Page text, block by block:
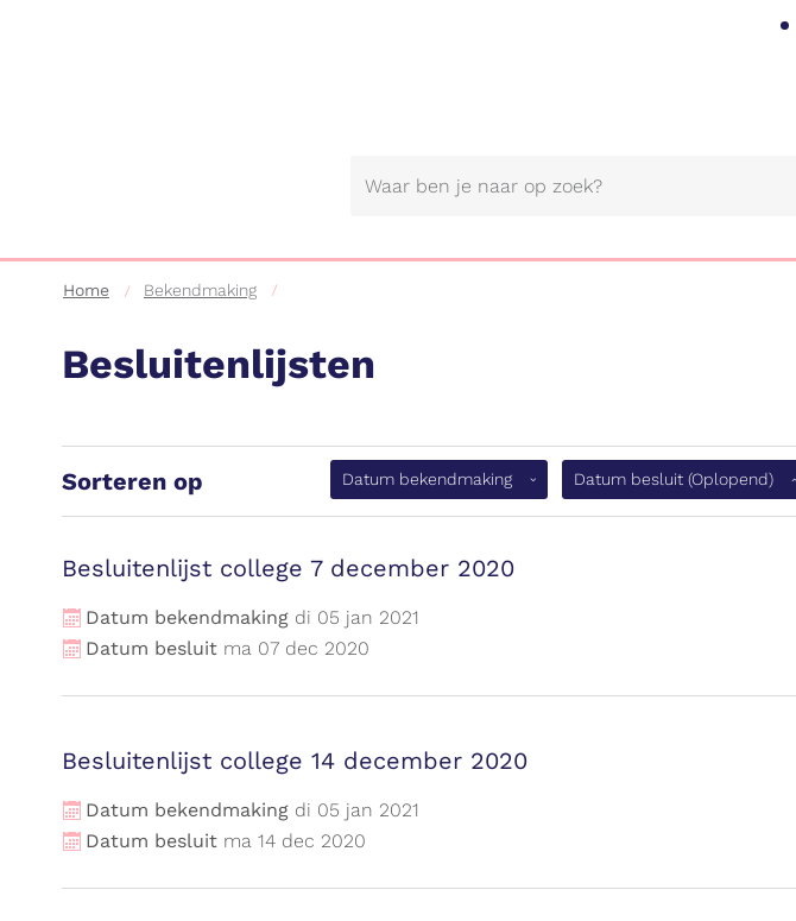
Home Bekendmaking
Besluitenlijsten
Sorteren op Datum bekendmaking(aflopend)Datum besluit (Oplopend)
Besluitenlijst college 7 december 2020
Datum bekendmaking di 05 jan 2021
Datum besluit ma 07 dec 2020
Besluitenlijst college 14 december 2020
Datum bekendmaking di 05 jan 2021
Datum besluit ma 14 dec 2020